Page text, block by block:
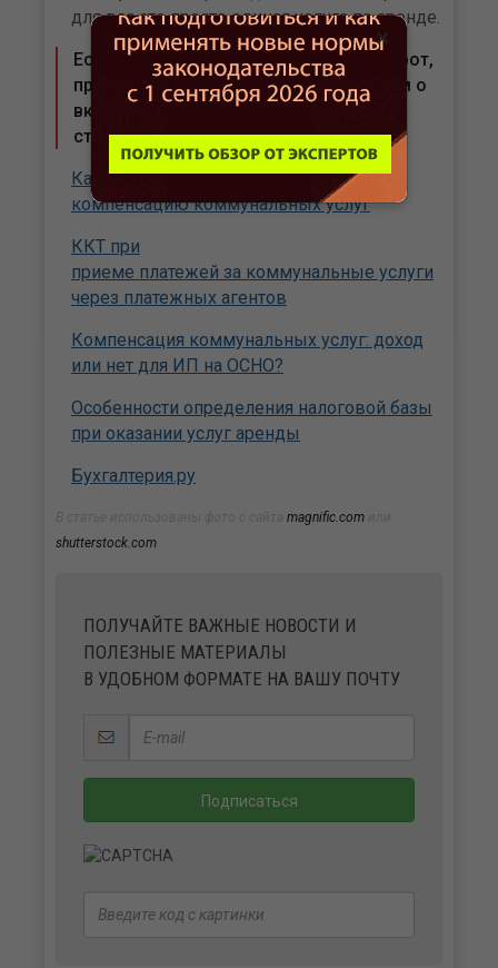
для вас это просто единая услуга по аренде.
Если хотите упростить документооборот,
проще договориться с арендодателем о
включении всех платежей в общую
стоимость аренды.
Как ИП-арендодателю учитывать
компенсацию коммунальных услуг
ККТ при
приеме платежей за коммунальные услуги
через платежных агентов
Компенсация коммунальных услуг: доход
или нет для ИП на ОСНО?
Особенности определения налоговой базы
при оказании услуг аренды
Бухгалтерия.ру
magnific.com
shutterstock.com
ПОЛУЧАЙТЕ ВАЖНЫЕ НОВОСТИ И
ПОЛЕЗНЫЕ МАТЕРИАЛЫ
В УДОБНОМ ФОРМАТЕ НА ВАШУ ПОЧТУ
×